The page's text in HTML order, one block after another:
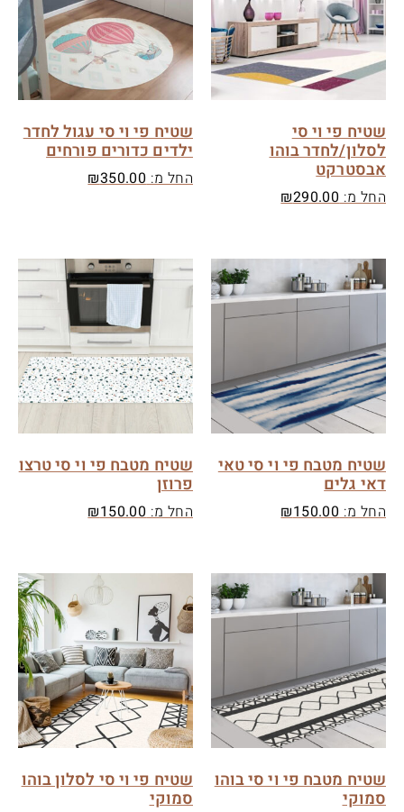
שטיח פי וי סי
לסלון/לחדר בוהו
אבסטרקט
החל מ: ₪290.00
שטיח פי וי סי עגול לחדר
ילדים כדורים פורחים
החל מ: ₪350.00
שטיח מטבח פי וי סי טאי
דאי גלים
החל מ: ₪150.00
שטיח מטבח פי וי סי טרצו
פרוזן
החל מ: ₪150.00
שטיח מטבח פי וי סי בוהו
סמוקי
שטיח פי וי סי לסלון בוהו
סמוקי